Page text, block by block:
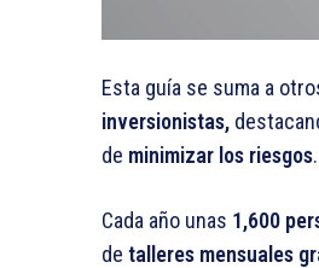
Esta guía se suma a
inversionistas,
de minimizar los riesgos.
Cada año unas 1,600
de talleres mensuales